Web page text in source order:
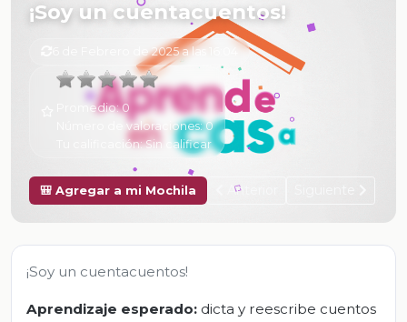
¡Soy un cuentacuentos!
6 de Febrero de 2025 a las 16:04
Promedio:0
Número de valoraciones:0
Tu calificación:Sin calificar
🎒 Agregar a mi Mochila Anterior
¡Soy un cuentacuentos!
Aprendizaje esperado: dicta y reescribe cuentos